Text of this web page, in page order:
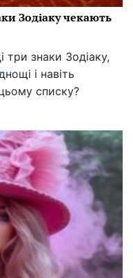
Зодіаку чекають
три знаки Зодіаку,
і навіть
списку?